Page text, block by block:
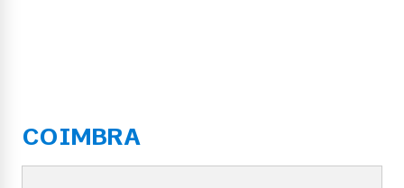
COIMBRA